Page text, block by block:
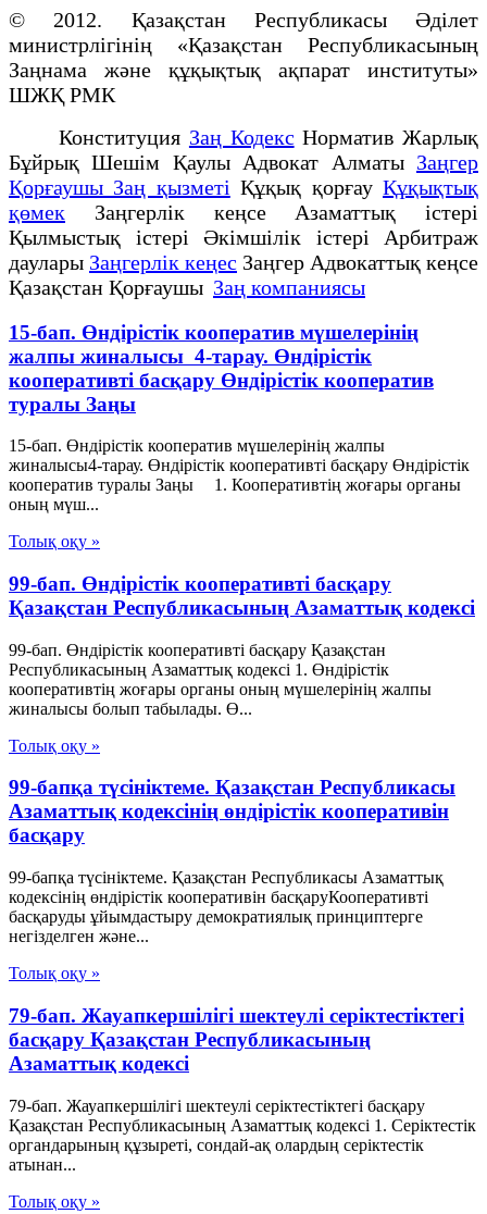
© 2012. Қазақстан Республикасы Әділет
министрлігінің «Қазақстан Республикасының
Заңнама және құқықтық ақпарат институты»
ШЖҚ РМК
Конституция Заң Кодекс Норматив Жарлық
Бұйрық Шешім Қаулы Адвокат Алматы Заңгер
Қорғаушы Заң қызметі Құқық қорғауҚұқықтық
қөмек Заңгерлік кеңсе Азаматтық істері
Қылмыстық істері Әкімшілік істері Арбитраж
даулары Заңгерлік кеңес Заңгер Адвокаттық кеңсе
Қазақстан Қорғаушы Заң компаниясы
15-бап. Өндiрiстiк кооператив мүшелерiнiң
жалпы жиналысы 4-тарау. Өндiрiстiк
кооперативтi басқару Өндiрiстiк кооператив
туралы Заңы
15-бап. Өндiрiстiк кооператив мүшелерiнiң жалпы
жиналысы4-тарау. Өндiрiстiк кооперативтi басқару Өндiрiстiк
кооператив туралы Заңы 1. Кооперативтiң жоғары органы
оның мүш...
Толық оқу »
99-бап. Өндiрiстiк кооперативтi басқару
Қазақстан Республикасының Азаматтық кодексi
99-бап. Өндiрiстiк кооперативтi басқару Қазақстан
Республикасының Азаматтық кодексi 1. Өндiрiстiк
кооперативтiң жоғары органы оның мүшелерiнiң жалпы
жиналысы болып табылады. Ө...
Толық оқу »
99-бапқа түсініктеме. Қазақстан Республикасы
Азаматтық кодексінің өндірістік кооперативін
басқару
99-бапқа түсініктеме. Қазақстан Республикасы Азаматтық
кодексінің өндірістік кооперативін басқаруКооперативті
басқаруды ұйымдастыру демократиялық принциптерге
негізделген және...
Толық оқу »
79-бап. Жауапкершiлiгi шектеулi серiктестiктегi
басқару Қазақстан Республикасының
Азаматтық кодексi
79-бап. Жауапкершiлiгi шектеулi серiктестiктегi басқару
Қазақстан Республикасының Азаматтық кодексi 1. Серiктестiк
органдарының құзыретi, сондай-ақ олардың серiктестiк
атынан...
Толық оқу »